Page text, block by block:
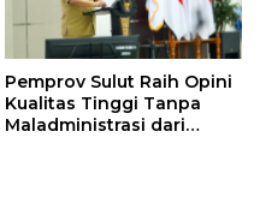
Pemprov Sulut Raih Opini
Kualitas Tinggi Tanpa
Maladministrasi dari